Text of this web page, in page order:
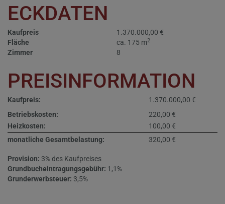
ECKDATEN
Kaufpreis
1.370.000,00 €
Fläche
ca. 175 m2
Zimmer 8
PREISINFORMATION
Kaufpreis:
1.370.000,00 €
Betriebskosten:
220,00 €
Heizkosten:
100,00 €
monatliche Gesamtbelastung:
320,00 €
Provision: 3% des Kaufpreises
Grundbucheintragungsgebühr: 1,1%
Grunderwerbsteuer: 3,5%